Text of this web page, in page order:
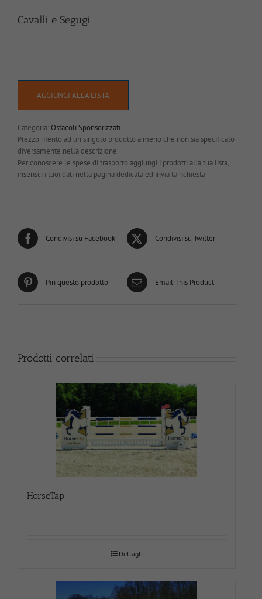
Cavalli e Segugi
AGGIUNGI ALLA LISTA
Categoria: Ostacoli Sponsorizzati
Prezzo riferito ad un singolo prodotto a meno che non sia specificato
diversamente nella descrizione
Per conoscere le spese di trasporto aggiungi i prodotti alla tua lista,
inserisci i tuoi dati nella pagina dedicata ed invia la richiesta
Condivisi su Facebook Condivisi su Twitter
Pin questo prodotto Email This Product
Prodotti correlati
HorseTap
Dettagli